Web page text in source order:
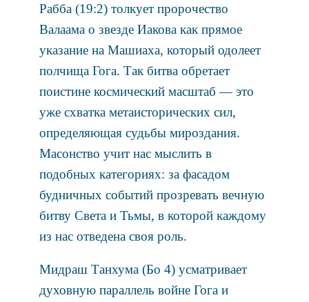
Рабба (19:2) толкует пророчество
Валаама о звезде Иакова как прямое
указание на Машиаха, который одолеет
полчища Гога. Так битва обретает
поистине космический масштаб — это
уже схватка метаисторических сил,
определяющая судьбы мироздания.
Масонство учит нас мыслить в
подобных категориях: за фасадом
будничных событий прозревать вечную
битву Света и Тьмы, в которой каждому
из нас отведена своя роль.
Мидраш Танхума (Бо 4) усматривает
духовную параллель войне Гога и